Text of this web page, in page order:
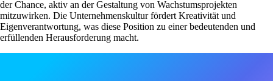
der Chance, aktiv an der Gestaltung von Wachstumsprojekten
mitzuwirken. Die Unternehmenskultur fördert Kreativität und
Eigenverantwortung, was diese Position zu einer bedeutenden und
erfüllenden Herausforderung macht.